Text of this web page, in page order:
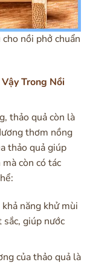
nồi phở chuẩn
Trong Nồi
thảo quả còn là
thơm nồng
thảo quả giúp
còn có tác
năng khử mùi
giúp nước
của thảo quả là